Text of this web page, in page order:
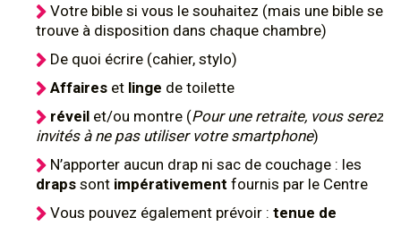
Votre bible si vous le souhaitez (mais une bible se
trouve à disposition dans chaque chambre)
De quoi écrire (cahier, stylo)
Affaires et linge de toilette
réveil et/ou montre (Pour une retraite, vous serez
invités à ne pas utiliser votre smartphone)
N’apporter aucun drap ni sac de couchage : les
draps sont impérativement fournis par le Centre
Vous pouvez également prévoir : tenue de